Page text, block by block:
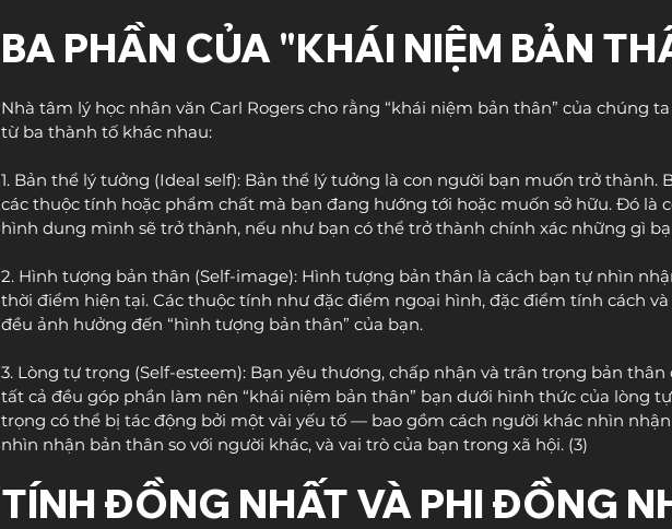
BA PHẦN CỦA "KHÁI NIỆM BẢN
Nhà tâm lý học nhân văn Carl Rogers cho rằng “khái niệm bản thân” của chúng
từ ba thành tố khác nhau:
1. Bản thể lý tưởng (Ideal self): Bản thể lý tưởng là con người bạn muốn trở thành.
các thuộc tính hoặc phẩm chất mà bạn đang hướng tới hoặc muốn sở hữu. Đó là
hình dung mình sẽ trở thành, nếu như bạn có thể trở thành chính xác những gì
2. Hình tượng bản thân (Self-image): Hình tượng bản thân là cách bạn tự nhìn
thời điểm hiện tại. Các thuộc tính như đặc điểm ngoại hình, đặc điểm tính cách và
đều ảnh hưởng đến “hình tượng bản thân” của bạn.
3. Lòng tự trọng (Self-esteem): Bạn yêu thương, chấp nhận và trân trọng bản thân
tất cả đều góp phần làm nên “khái niệm bản thân” bạn dưới hình thức của lòng
trọng có thể bị tác động bởi một vài yếu tố — bao gồm cách người khác nhìn nhận
nhìn nhận bản thân so với người khác, và vai trò của bạn trong xã hội. (3)
TÍNH ĐỒNG NHẤT VÀ PHI ĐỒNG